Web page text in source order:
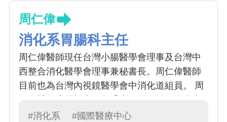
周仁偉
消化系胃腸科主任
周仁偉醫師現任台灣小腸醫學會理事及台灣中
西整合消化醫學會理事兼秘書長。周仁偉醫師
目前也為台灣內視鏡醫學會中消化道組員。 周
(包括克隆氏症及潰瘍性結腸炎) 、消化性潰
#消化系 #國際醫療中心